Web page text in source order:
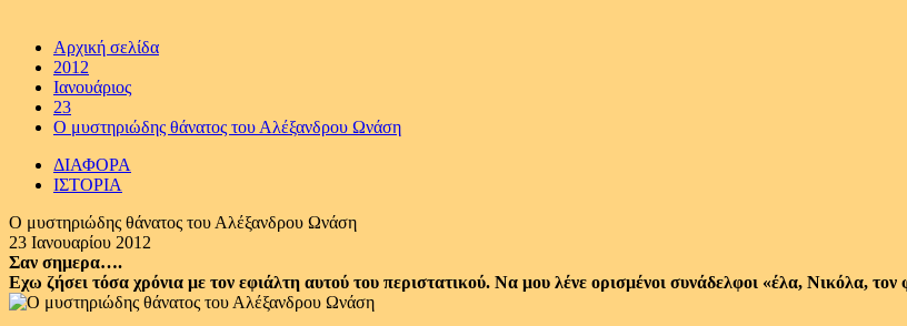
Αρχική σελίδα
2012
Ιανουάριος
23
Ο μυστηριώδης θάνατος του Αλέξανδρου Ωνάση
ΔΙΑΦΟΡΑ
ΙΣΤΟΡΙΑ
Ο μυστηριώδης θάνατος του Αλέξανδρου Ωνάση
23 Ιανουαρίου 2012
Σαν σημερα….
Εχω ζήσει τόσα χρόνια με τον εφιάλτη αυτού του περιστατικού. Να μου λένε ορισμένοι συνάδελφοι «έλα, Νικόλα,